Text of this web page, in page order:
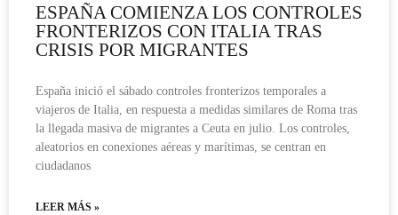
ESPAÑA COMIENZA LOS CONTROLES
FRONTERIZOS CON ITALIA TRAS
CRISIS POR MIGRANTES
España inició el sábado controles fronterizos temporales a
viajeros de Italia, en respuesta a medidas similares de Roma tras
la llegada masiva de migrantes a Ceuta en julio. Los controles,
aleatorios en conexiones aéreas y marítimas, se centran en
ciudadanos
LEER MÁS »